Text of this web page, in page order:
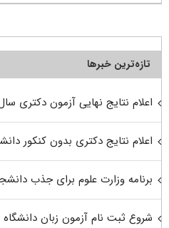
تازه‌ترین خبرها
اعلام نتایج نهایی آزمون دکتری سال ۱۴۰۵ تا اواخر
اعلام نتایج دکتری بدون کنکور دانشگاه
برنامه وزارت علوم برای جذب
شروع ثبت نام آزمون زبان دانشگاه